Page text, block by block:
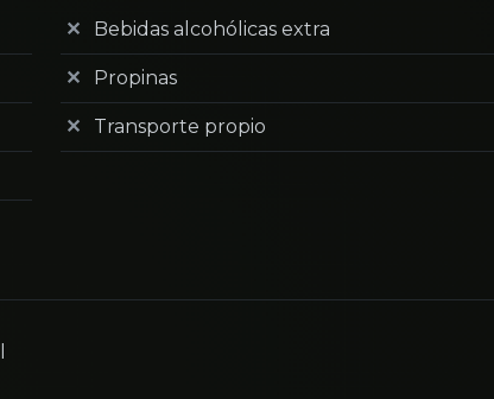
Bebidas alcohólicas extra
Propinas
Transporte propio